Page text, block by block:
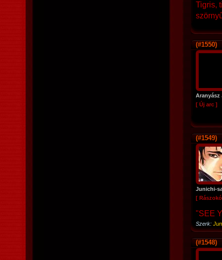
Tigris,
(#1550)
Aranyász
[ Új arc ]
(#1549)
Junichi-
[
"SEE
Szerk:
(#1548)